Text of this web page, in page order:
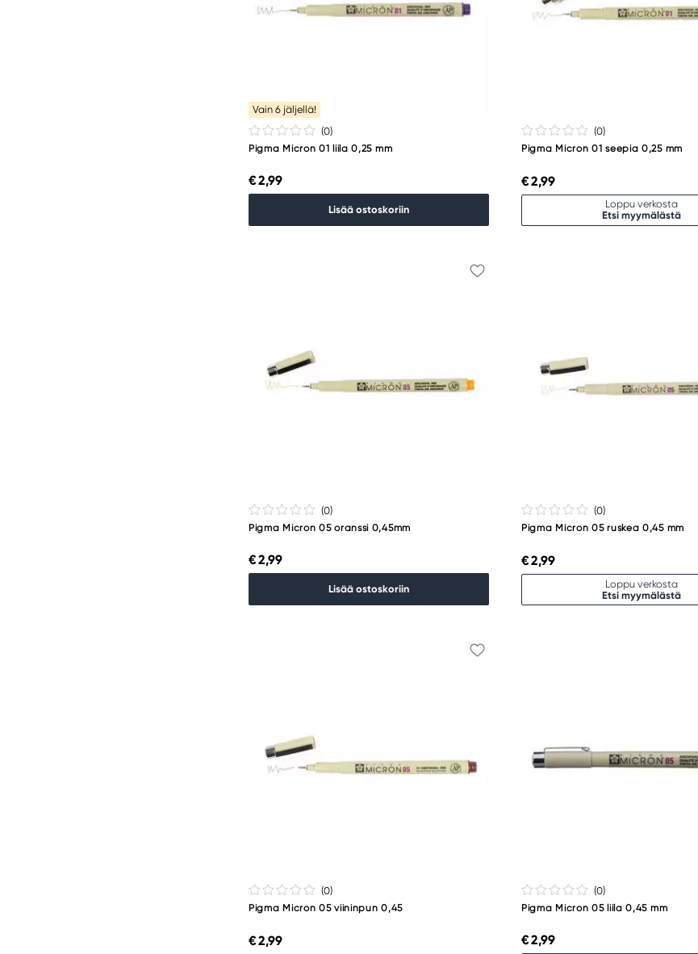
Vain 6 jäljellä!
(0)
Pigma Micron 01 liila 0,25 mm
€ 2,99
Lisää ostoskoriin
(0)
Pigma Micron 01 seepia 0,25 mm
€ 2,99
Loppu verkosta
Etsi myymälästä
(0)
Pigma Micron 05 oranssi 0,45mm
€ 2,99
Lisää ostoskoriin
(0)
Pigma Micron 05 ruskea 0,45 mm
€ 2,99
Loppu verkosta
Etsi myymälästä
(0)
Pigma Micron 05 viininpun 0,45
€ 2,99
(0)
Pigma Micron 05 liila 0,45 mm
€ 2,99